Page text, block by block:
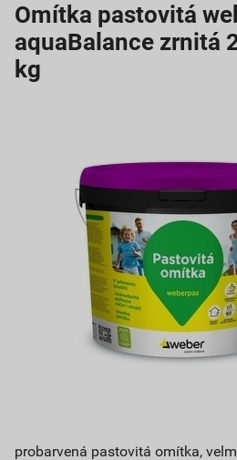
Omítka pastovitá
aquaBalance zrnitá
kg
probarvená pastovitá omítka,